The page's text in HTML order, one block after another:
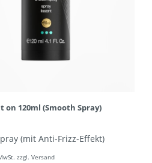
on 120ml (Smooth Spray)
(mit Anti-Frizz-Effekt)
zzgl. Versand